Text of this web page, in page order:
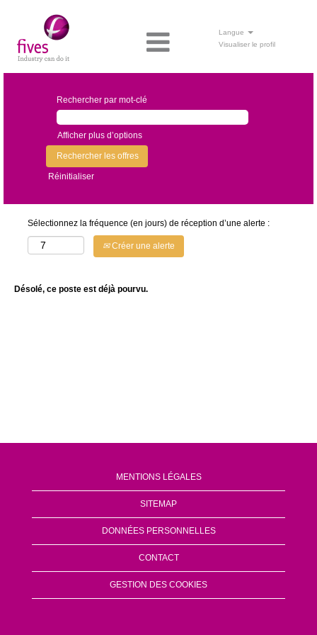
Langue
Visualiser le profil
Rechercher par mot-clé
Afficher plus d’options
Réinitialiser
Sélectionnez la fréquence (en jours) de réception d’une alerte :
Créer une alerte
Désolé, ce poste est déjà pourvu.
MENTIONS LÉGALES
SITEMAP
DONNÉES PERSONNELLES
CONTACT
GESTION DES COOKIES